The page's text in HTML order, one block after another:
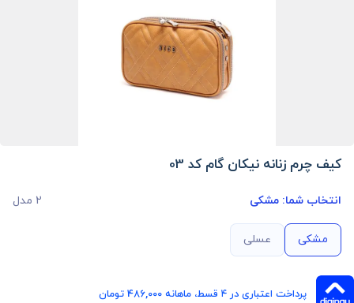
کیف چرم زنانه نیکان گام کد 03
انتخاب شما: مشکی 2 مدل
مشکی عسلی
پرداخت اعتباری در ۴ قسط، ماهانه 486,000 تومان